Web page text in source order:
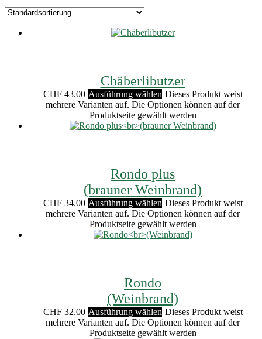
Chäberlibutzer
CHF43.00 Ausführung wählen Dieses Produkt weist
mehrere Varianten auf. Die Optionen können auf der
Produktseite gewählt werden
Rondo plus
(brauner Weinbrand)
CHF34.00 Ausführung wählen Dieses Produkt weist
mehrere Varianten auf. Die Optionen können auf der
Produktseite gewählt werden
Rondo
(Weinbrand)
CHF32.00 Ausführung wählen Dieses Produkt weist
mehrere Varianten auf. Die Optionen können auf der
Produktseite gewählt werden